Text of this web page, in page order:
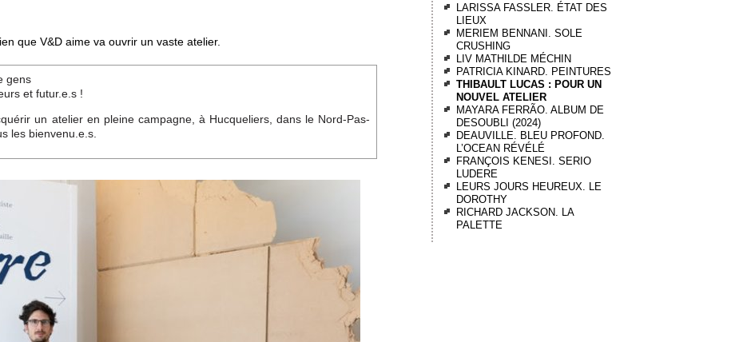
que V&D aime va ouvrir un vaste atelier.
gens
et futur.e.s !
un atelier en pleine campagne, à Hucqueliers, dans le Nord-Pas-
les bienvenu.e.s.
LARISSA FASSLER. ÉTAT DES
LIEUX
MERIEM BENNANI. SOLE
CRUSHING
LIV MATHILDE MÉCHIN
PATRICIA KINARD. PEINTURES
THIBAULT LUCAS : POUR UN
NOUVEL ATELIER
MAYARA FERRÃO. ALBUM DE
DESOUBLI (2024)
DEAUVILLE. BLEU PROFOND.
L’OCEAN RÉVÉLÉ
FRANÇOIS KENESI. SERIO
LUDERE
LEURS JOURS HEUREUX. LE
DOROTHY
RICHARD JACKSON. LA
PALETTE